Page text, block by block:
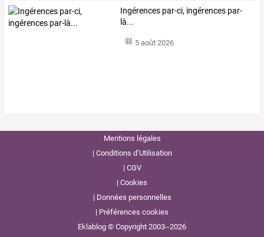
Ingérences par-ci, ingérences par-
là...
5 août 2026
Mentions légales
Conditions d’Utilisation
CGV
Cookies
Données personnelles
Préférences cookies
Eklablog © Copyright 2003--2026